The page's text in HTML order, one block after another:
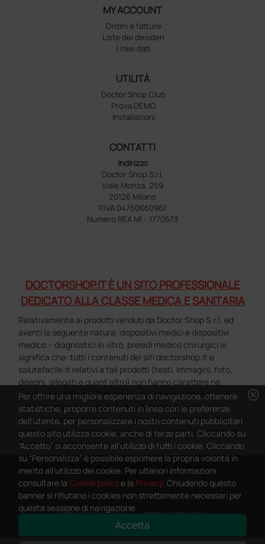
MY ACCOUNT
Ordini e fatture
Liste dei desideri
I miei dati
UTILITÀ
Doctor Shop Club
Prova DEMO
Installazioni
CONTATTI
Indirizzo
Doctor Shop S.r.l.
Viale Monza, 259
20126 Milano
P.IVA 04760660961
Numero REA MI - 1770573
DOCTORSHOP.IT È UN SITO PROFESSIONALE
DEDICATO ALLA CLASSE MEDICA E SANITARIA
Relativamente ai prodotti venduti da Doctor Shop S.r.l. ed
aventi la seguente natura: dispositivi medici e dispositivi
medico – diagnostici in vitro, presidi medico chirurgici si
significa che: tutti i contenuti dei siti doctorshop.it e
salutefacile.it relativi a tali prodotti (testi, immagini, foto,
disegni, allegati e quant’altro) non hanno carattere né
natura di pubblicità. Tutti i contenuti devono intendersi e
sono di natura esclusivamente informativa e volti
esclusivamente a portare a conoscenza dei clienti e dei
potenziali clienti in fase di preacquisto i prodotti venduti da
Doctorshop attraverso la rete.
Copyright DoctorShop 2005-2026 - Tutti diritti riservati - P.IVA
04760660961
cancel
Per offrire una migliore esperienza di navigazione, ottenere
statistiche, proporre contenuti in linea con le preferenze
dell'utente, per personalizzare i nostri contenuti pubblicitari
questo sito utilizza cookie, anche di terze parti. Cliccando su
“Accetto” si acconsente all'utilizzo di tutti i cookie. Cliccando
su “Personalizza” è possibile esprimere la propria volontà in
merito all'utilizzo dei cookie. Per ulteriori informazioni
consultare la Cookie policye la Privacy. Chiudendo questo
banner si rifiutano i cookies non strettamente necessari per
questa sessione di navigazione.
Accetta